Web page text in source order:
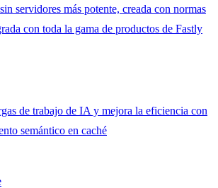
servidores más potente, creada con normas
con toda la gama de productos de Fastly
de trabajo de IA y mejora la eficiencia con
semántico en caché